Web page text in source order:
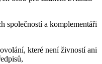
společností a komplementáři
které není živností ani